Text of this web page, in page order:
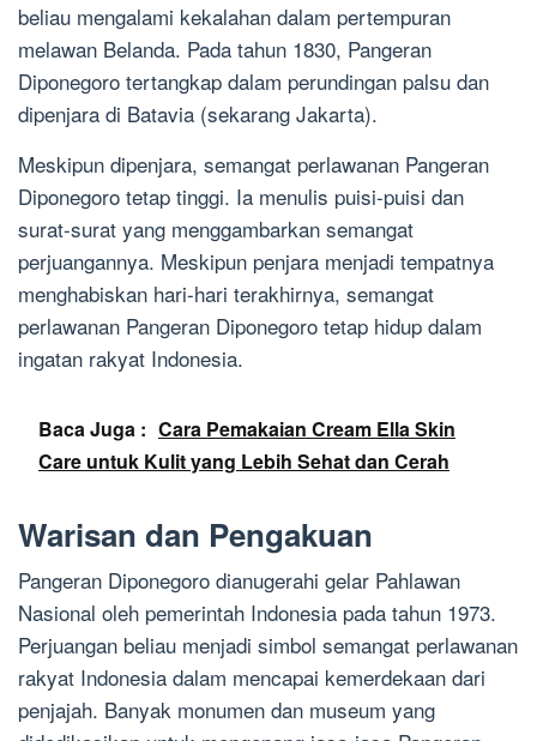
beliau mengalami kekalahan dalam pertempuran
melawan Belanda. Pada tahun 1830, Pangeran
Diponegoro tertangkap dalam perundingan palsu dan
dipenjara di Batavia (sekarang Jakarta).
Meskipun dipenjara, semangat perlawanan Pangeran
Diponegoro tetap tinggi. Ia menulis puisi-puisi dan
surat-surat yang menggambarkan semangat
perjuangannya. Meskipun penjara menjadi tempatnya
menghabiskan hari-hari terakhirnya, semangat
perlawanan Pangeran Diponegoro tetap hidup dalam
ingatan rakyat Indonesia.
Baca Juga : Cara Pemakaian Cream Ella Skin
Care untuk Kulit yang Lebih Sehat dan Cerah
Warisan dan Pengakuan
Pangeran Diponegoro dianugerahi gelar Pahlawan
Nasional oleh pemerintah Indonesia pada tahun 1973.
Perjuangan beliau menjadi simbol semangat perlawanan
rakyat Indonesia dalam mencapai kemerdekaan dari
penjajah. Banyak monumen dan museum yang